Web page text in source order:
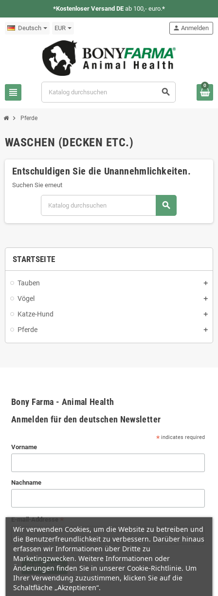
*Kostenloser Versand DE ab 100,- euro.*
Deutsch EUR
view_headline search
person Anmelden
0
chevron_right Pferde
STARTSEITE
Tauben
Vögel
Katze-Hund
Pferde
WASCHEN (DECKEN ETC.)
Entschuldigen Sie die Unannehmlichkeiten.
Suchen Sie erneut
search
Bony Farma - Animal Health
Anmelden für den deutschen Newsletter
* indicates required
Vorname
Nachname
E-mail-Addresse*
Wir verwenden Cookies, um die Website zu betreiben und
die Benutzerfreundlichkeit zu verbessern. Darüber hinaus
erfassen wir Informationen über Dritte zu
Marketingzwecken. Weitere Informationen oder
Änderungen finden Sie in unserer Cookie-Richtlinie. Um
Ihrer Verwendung zuzustimmen, klicken Sie auf die
Schaltfläche „Akzeptieren“.